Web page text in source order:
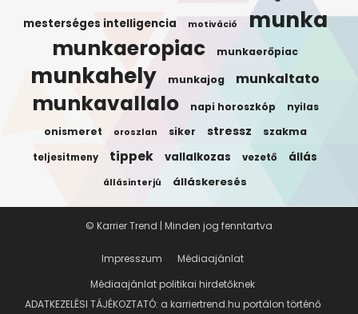
mesterséges intelligencia motiváció munka
munkaeropiac munkaerőpiac
munkahely munkajog munkaltato
munkavallalo napi horoszkóp nyilas
onismeret oroszlan siker stressz szakma
teljesitmeny tippek vallalkozas vezető állás
állásinterjú álláskeresés
Impresszum
Médiaajánlat
Médiaajánlat politikai hirdetőknek
ADATKEZELÉSI TÁJÉKOZTATÓ: a karriertrend.hu portálon történő
© Karrier Trend | Minden jog fenntartva